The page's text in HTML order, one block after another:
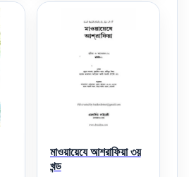
মাওয়ায়েযে আশরাফিয়া ৩য়
খন্ড